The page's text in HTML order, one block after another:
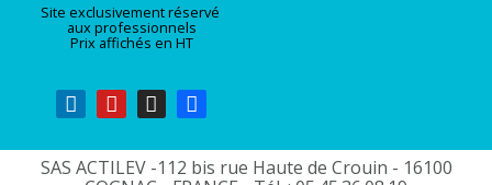
Site exclusivement réservé
aux professionnels
Prix affichés en HT
SAS ACTILEV -112 bis rue Haute de Crouin - 16100